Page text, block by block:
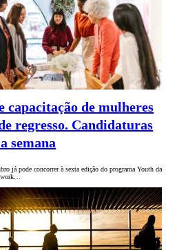
capacitação de mulheres
regresso. Candidaturas
semana
já pode concorrer à sexta edição do programa Youth da